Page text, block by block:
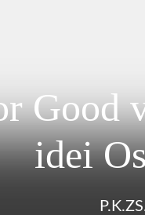
Good
idei